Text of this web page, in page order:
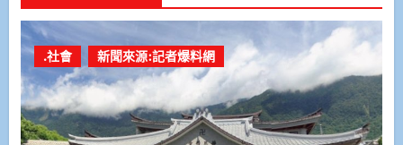
.社會 新聞來源:記者爆料網